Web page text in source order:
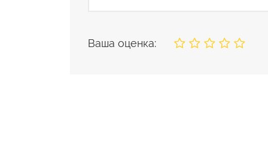
Ваша оценка: